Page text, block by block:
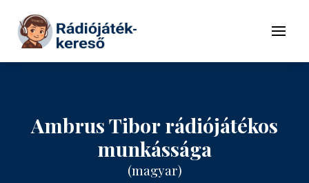
Tovább a tartalomhoz
Menü
Ambrus Tibor rádiójátékos
munkássága
(magyar)